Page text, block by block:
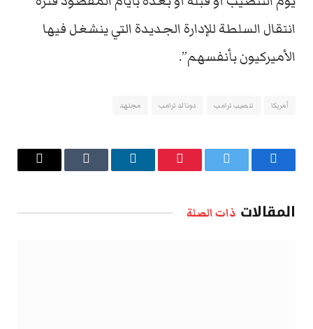
انتقال السلطة للإدارة الجديدة التي ينشغل فيها
الأميركيون بأنفسهم”.
أمريكا تنصيب ترامب دونالد ترامب مجتهد
فيسبوك تويتر بينتيريستلينكدإن Tumblr
البريد
المقالات ذات الصلة